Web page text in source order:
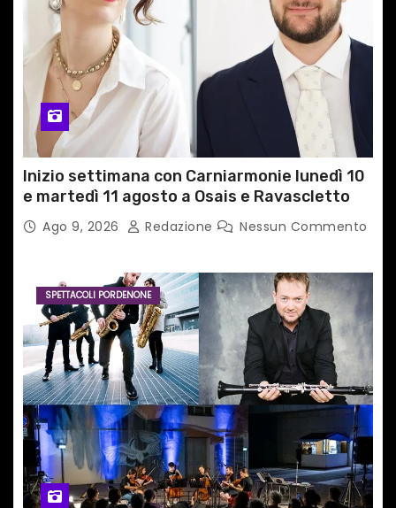
Inizio settimana con Carniarmonie lunedì 10
e martedì 11 agosto a Osais e Ravascletto
Ago 9, 2026 Redazione Nessun Commento
SPETTACOLI PORDENONE